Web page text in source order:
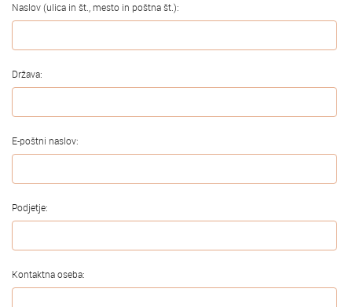
Naslov (ulica in št., mesto in poštna št.):
Država:
E-poštni naslov:
Podjetje:
Kontaktna oseba: